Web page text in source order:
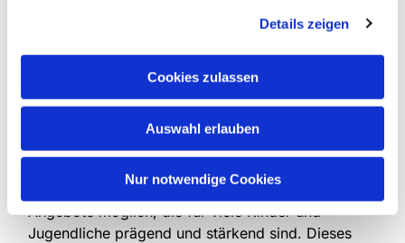
Details zeigen
Cookies zulassen
Auswahl erlauben
Nur notwendige Cookies
zeigt eindrucksvoll, wie lebendig, vielfältig und
nah an den Lebenswelten junger Menschen die
evangelische Kinder- und Jugendarbeit in unserem
Dekanat ist.“ Zugleich dankt sie ausdrücklich den
vielen Engagierten: „Mein Dank gilt den
hauptamtlich Mitarbeitenden, vor allem aber den
ehrenamtlich engagierten Teamerinnen, Teamern
Verantwortung und Herz ein – und machen damit
Angebote möglich, die für viele Kinder und
Jugendliche prägend und stärkend sind. Dieses